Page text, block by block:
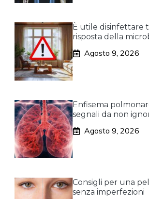
È utile disinfettare
risposta della
Agosto 9, 2026
Enfisema
segnali da non
Agosto 9, 2026
Consigli per una
senza imperfezioni